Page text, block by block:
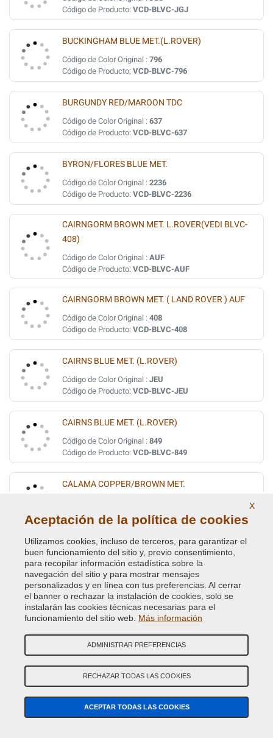
Código de Producto: VCD-BLVC-JGJ
BUCKINGHAM BLUE MET.(L.ROVER)
Código de Color Original : 796
Código de Producto: VCD-BLVC-796
BURGUNDY RED/MAROON TDC
Código de Color Original : 637
Código de Producto: VCD-BLVC-637
BYRON/FLORES BLUE MET.
Código de Color Original : 2236
Código de Producto: VCD-BLVC-2236
CAIRNGORM BROWN MET. L.ROVER(VEDI BLVC-
408)
Código de Color Original : AUF
Código de Producto: VCD-BLVC-AUF
CAIRNGORM BROWN MET. ( LAND ROVER ) AUF
Código de Color Original : 408
Código de Producto: VCD-BLVC-408
CAIRNS BLUE MET. (L.ROVER)
Código de Color Original : JEU
Código de Producto: VCD-BLVC-JEU
CAIRNS BLUE MET. (L.ROVER)
Código de Color Original : 849
Código de Producto: VCD-BLVC-849
CALAMA COPPER/BROWN MET.
Código de Producto:
VCD-BLVC-836
CALAMA COPPER/BROWN MET.
Código de Color Original :BAB
Código de Producto:VCD-BLVC-BAB
CAMARGUE RED MET.
Código de Producto:VCD-BLVC-2372
CAPRICE MICA MET.(L.ROVER) UMQ
Código de Color Original :533
Código de Producto:VCD-BLVC-533
X
Aceptación de la política de cookies
Utilizamos cookies, incluso de terceros, para garantizar el
buen funcionamiento del sitio y, previo consentimiento,
para recopilar información estadística sobre la
navegación del sitio y para mostrar mensajes
personalizados y en línea con tus preferencias. Al cerrar
el banner o rechazar la instalación de cookies, solo se
instalarán las cookies técnicas necesarias para el
funcionamiento del sitio web. Más información
ADMINISTRAR PREFERENCIAS
RECHAZAR TODAS LAS COOKIES
ACEPTAR TODAS LAS COOKIES